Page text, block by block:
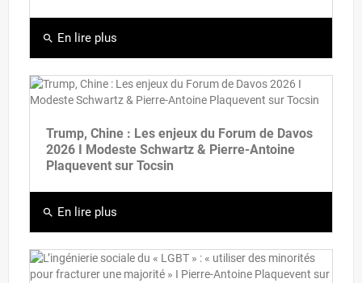
search En lire plus
Trump, Chine : Les enjeux du Forum de Davos
2026 I Modeste Schwartz & Pierre-Antoine
Plaquevent sur Tocsin
search En lire plus